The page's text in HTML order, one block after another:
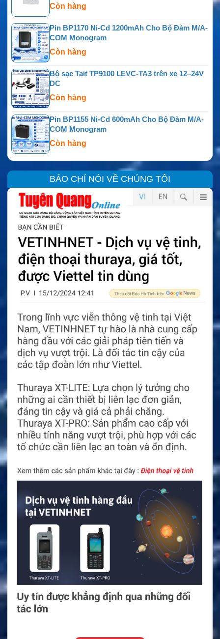
Còn hàng
Pin BP1170 Ni-Cd 1200mAh Cho Bộ Đàm M/A-
COM Monogram
Còn hàng
Bộ sạc Tait TP9100 LEVC-TA3 trên xe 12–24V
DC
Còn hàng
Pin BP1155 Ni-Cd 600mAh Cho Bộ Đàm M/A-
COM Monogram
Còn hàng
BÁO CHÍ NÓI VỀ CHÚNG TÔI